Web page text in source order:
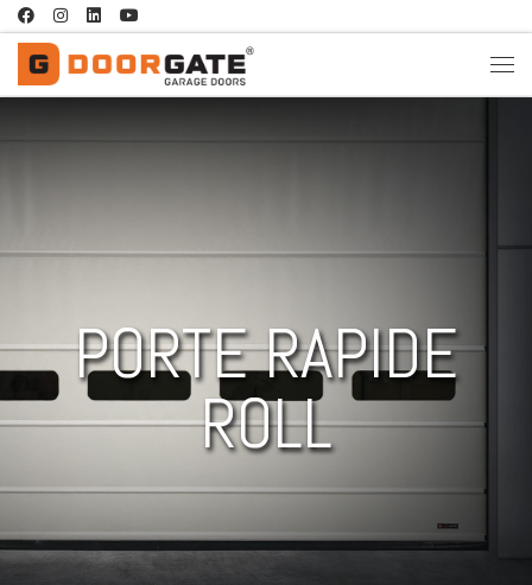
Passa al contenuto
PORTE RAPIDE
ROLL